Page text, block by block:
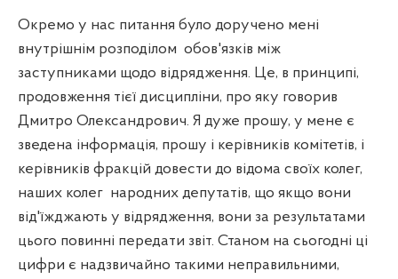
Окремо у нас питання було доручено мені
внутрішнім розподілом обов'язків між
заступниками щодо відрядження. Це, в принципі,
продовження тієї дисципліни, про яку говорив
Дмитро Олександрович. Я дуже прошу, у мене є
зведена інформація, прошу і керівників комітетів, і
керівників фракцій довести до відома своїх колег,
наших колег народних депутатів, що якщо вони
від'їжджають у відрядження, вони за результатами
цього повинні передати звіт. Станом на сьогодні ці
цифри є надзвичайно такими неправильними,